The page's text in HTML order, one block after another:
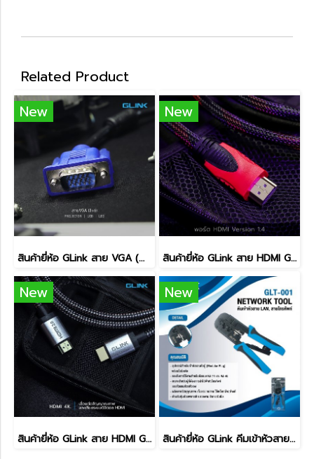
Related Product
New
สินค้ายี่ห้อ GLink สาย VGA (M/M) สายส่งสัญญาณภาพ
New
สินค้ายี่ห้อ GLink สาย HDMI GLink-09 สายส่งสัญญาณภาพ
New
สินค้ายี่ห้อ GLink สาย HDMI GLink GL-201 สายส่งสัญญาณภาพ
New
สินค้ายี่ห้อ GLink คีมเข้าหัวสายแลนและสายโทรศัพท์ GLT-001